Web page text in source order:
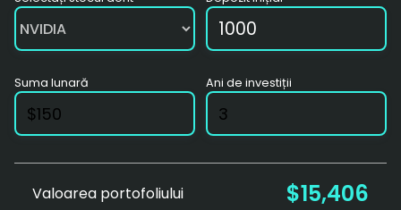
Suma lunară Ani de investiții
Valoarea portofoliului $15,406